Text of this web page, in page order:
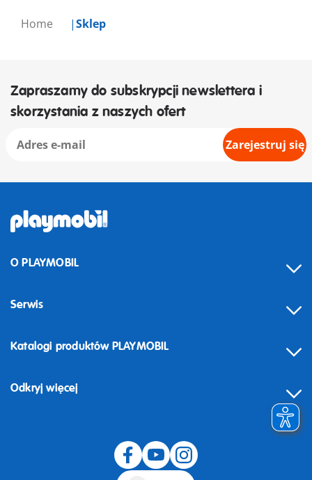
Home Sklep
Zapraszamy do subskrypcji newslettera i
skorzystania z naszych ofert
Zarejestruj się
O PLAYMOBIL
Serwis
Odstąpienie od umowy
Katalogi produktów PLAYMOBIL
Odkryj więcej